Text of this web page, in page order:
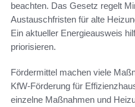
beachten. Das Gesetz regelt
Austauschfristen für alte
Ein aktueller Energieausweis
priorisieren.
Fördermittel machen viele
KfW-Förderung für
einzelne Maßnahmen und